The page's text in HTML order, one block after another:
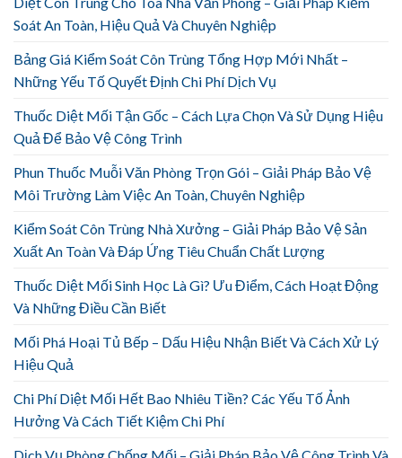
Soát An Toàn, Hiệu Quả Và Chuyên Nghiệp
Bảng Giá Kiểm Soát Côn Trùng Tổng Hợp Mới Nhất –
Những Yếu Tố Quyết Định Chi Phí Dịch Vụ
Thuốc Diệt Mối Tận Gốc – Cách Lựa Chọn Và Sử Dụng Hiệu
Quả Để Bảo Vệ Công Trình
Phun Thuốc Muỗi Văn Phòng Trọn Gói – Giải Pháp Bảo Vệ
Môi Trường Làm Việc An Toàn, Chuyên Nghiệp
Kiểm Soát Côn Trùng Nhà Xưởng – Giải Pháp Bảo Vệ Sản
Xuất An Toàn Và Đáp Ứng Tiêu Chuẩn Chất Lượng
Thuốc Diệt Mối Sinh Học Là Gì? Ưu Điểm, Cách Hoạt Động
Và Những Điều Cần Biết
Mối Phá Hoại Tủ Bếp – Dấu Hiệu Nhận Biết Và Cách Xử Lý
Hiệu Quả
Chi Phí Diệt Mối Hết Bao Nhiêu Tiền? Các Yếu Tố Ảnh
Hưởng Và Cách Tiết Kiệm Chi Phí